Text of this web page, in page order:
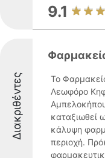
9.1
Διακριθέντες
Το
Λεωφόρο
καταξιωθεί
κάλυψη
περιοχή.